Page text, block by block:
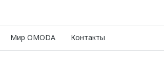
Мир OMODA Контакты